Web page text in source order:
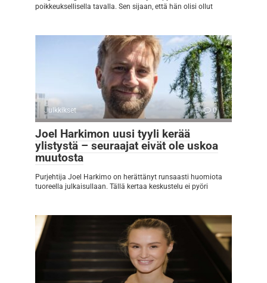
poikkeuksellisella tavalla. Sen sijaan, että hän olisi ollut
Julkkikset 0
Joel Harkimon uusi tyyli kerää
ylistystä – seuraajat eivät ole uskoa
muutosta
Purjehtija Joel Harkimo on herättänyt runsaasti huomiota
tuoreella julkaisullaan. Tällä kertaa keskustelu ei pyöri